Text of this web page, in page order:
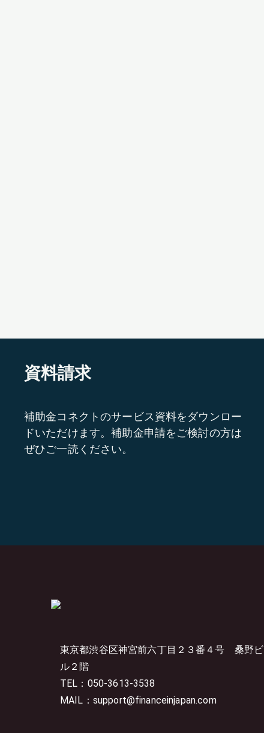
資料請求
補助金コネクトのサービス資料をダウンロー
ドいただけます。補助金申請をご検討の方は
ぜひご一読ください。
東京都渋谷区神宮前六丁目２３番４号 桑野ビ
ル２階
TEL：050-3613-3538
MAIL：support@financeinjapan.com